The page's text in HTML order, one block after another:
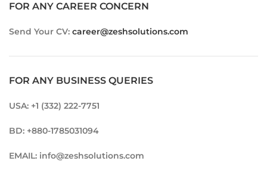
FOR ANY CAREER CONCERN
Send Your CV: career@zeshsolutions.com
FOR ANY BUSINESS QUERIES
USA: +1 (332) 222-7751
BD: +880-1785031094
EMAIL: info@zeshsolutions.com